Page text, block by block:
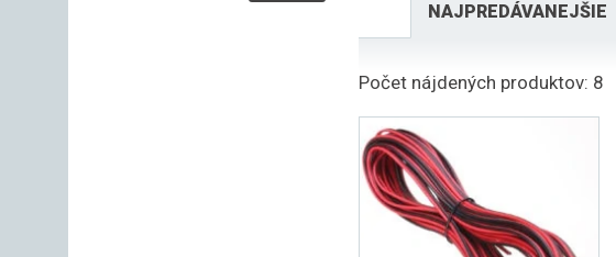
NAJPREDÁVANEJŠIE
Počet nájdených produktov: 8